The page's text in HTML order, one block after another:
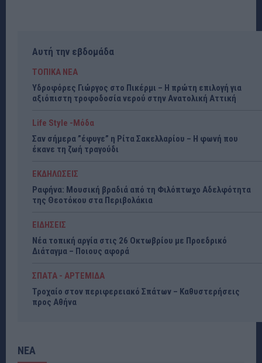
Αυτή την εβδομάδα
ΤΟΠΙΚΑ ΝΕΑ
Υδροφόρες Γιώργος στο Πικέρμι – Η πρώτη επιλογή για
αξιόπιστη τροφοδοσία νερού στην Ανατολική Αττική
Life Style -Μόδα
Σαν σήμερα ”έφυγε” η Ρίτα Σακελλαρίου – Η φωνή που
έκανε τη ζωή τραγούδι
ΕΚΔΗΛΩΣΕΙΣ
Ραφήνα: Μουσική βραδιά από τη Φιλόπτωχο Αδελφότητα
της Θεοτόκου στα Περιβολάκια
ΕΙΔΗΣΕΙΣ
Νέα τοπική αργία στις 26 Οκτωβρίου με Προεδρικό
Διάταγμα – Ποιους αφορά
ΣΠΑΤΑ - ΑΡΤΕΜΙΔΑ
Τροχαίο στον περιφερειακό Σπάτων – Καθυστερήσεις
προς Αθήνα
ΝΕΑ